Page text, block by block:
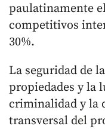
paulatinamente
competitivos
30%.
La seguridad de
propiedades y la
criminalidad y la
transversal del